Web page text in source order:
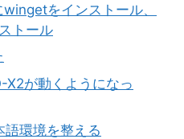
をインストール、
トール
が動くようになっ
環境を整える